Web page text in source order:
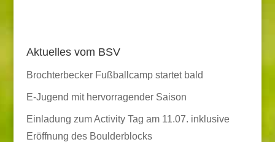
Aktuelles vom BSV
Brochterbecker Fußballcamp startet bald
E-Jugend mit hervorragender Saison
Einladung zum Activity Tag am 11.07. inklusive
Eröffnung des Boulderblocks